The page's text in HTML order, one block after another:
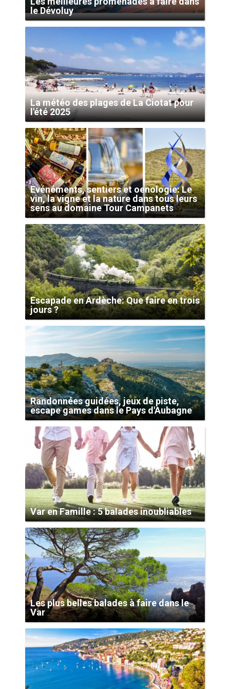
le Dévoluy
La météo des plages de La Ciotat pour
l'été 2025
Evénéments, sentiers et oenologie: Le
vin, la vigne et la nature dans tous leurs
sens au domaine Tour Campanets
Escapade en Ardèche: Que faire en trois
jours ?
Randonnées guidées, jeux de piste,
escape games dans le Pays d'Aubagne
Var en Famille : 5 balades inoubliables
Les plus belles balades à faire dans le
Var